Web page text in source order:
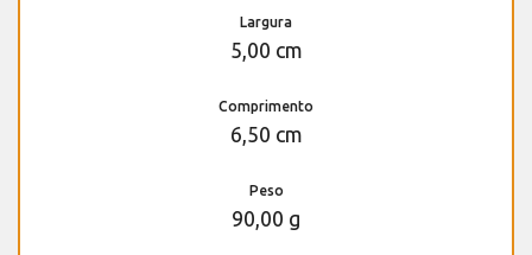
Largura
5,00 cm
Comprimento
6,50 cm
Peso
90,00 g